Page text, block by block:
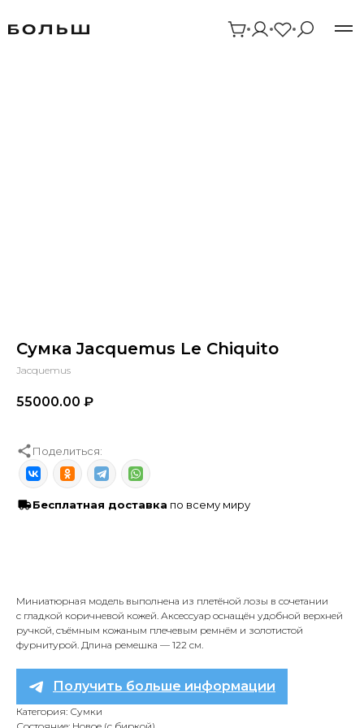
Сумка Jacquemus Le Chiquito
Jacquemus
55000.00 ₽
Поделиться:
Бесплатная доставка по всему миру
Миниатюрная модель выполнена из плетёной лозы в сочетании
с гладкой коричневой кожей. Аксессуар оснащён удобной верхней
ручкой, съёмным кожаным плечевым ремнём и золотистой
фурнитурой. Длина ремешка — 122 см.
Получить больше информации
Категория: Сумки